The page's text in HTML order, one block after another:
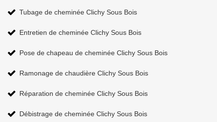
Tubage de cheminée Clichy Sous Bois
Entretien de cheminée Clichy Sous Bois
Pose de chapeau de cheminée Clichy Sous Bois
Ramonage de chaudière Clichy Sous Bois
Réparation de cheminée Clichy Sous Bois
Débistrage de cheminée Clichy Sous Bois